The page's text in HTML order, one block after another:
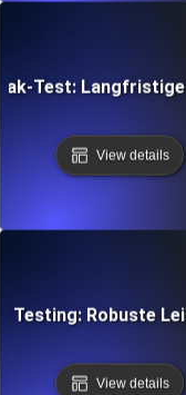
Test:
View details
Testing: Robuste
View details